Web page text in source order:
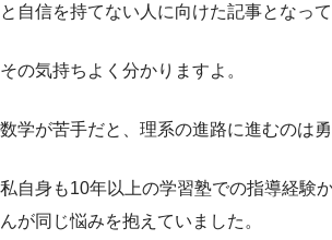
と自信を持てない人に向けた記事となって
その気持ちよく分かりますよ。
数学が苦手だと、理系の進路に進むのは
私自身も10年以上の学習塾での指導経験
んが同じ悩みを抱えていました。